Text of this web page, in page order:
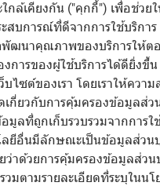
กล้เคียงกัน ("คุกกี้") เพื่อช่วย
สบการณ์ที่ดีจากการใช้บริการ
พัฒนาคุณภาพของบริการให้ต
การของผู้ใช้บริการได้ดียิ่งขึ้น
บไซต์ของเรา โดยเราให้ควา
ดเกี่ยวกับการคุ้มครองข้อมูลส่
มูลที่ถูกเก็บรวบรวมจากการใ
ลยีอื่นมีลักษณะเป็นข้อมูลส่ว
ว่าด้วยการคุ้มครองข้อมูลส่วน
วมตามรายละเอียดที่ระบุในน